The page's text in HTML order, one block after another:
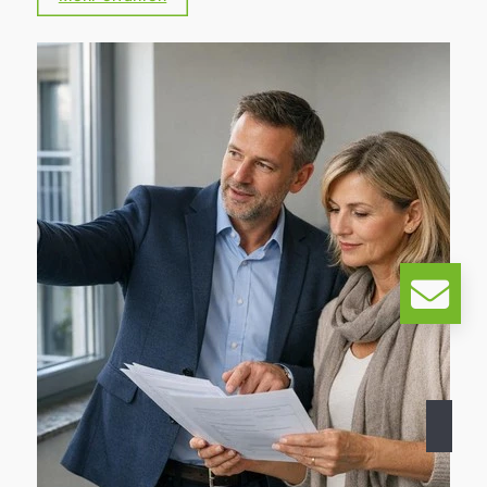
dem Aktionstag ist einfach und zugleich
wirkungsvoll: Unternehmen stellen
Mitarbeitende für einen Tag frei, um soziale
Einrichtungen in Velbert und Heiligenhaus
aktiv zu unterstützen. Im Mittelpunkt stehen
dabei nicht finanzielle Mittel, sondern
persönliche Ressourcen wie Zeit,
Engagement, Wissen und gemeinschaftliches
Handeln. Ein Teil unseres Teams war an der
Gesamtschule Heiligenhaus im Einsatz und
hat mit viel Freude den Spielekeller neu
gestrichen. Mit frischer Farbe und tatkräftiger
Unterstützung konnten wir einen kleinen
Beitrag dazu leisten, den Raum neu zu
gestalten und eine angenehme Umgebung für
die Schülerinnen und Schüler zu schaffen.